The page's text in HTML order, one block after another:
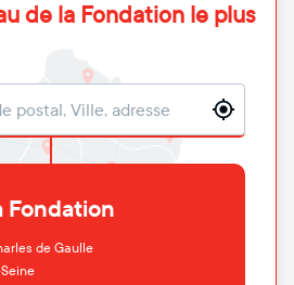
de la Fondation le plus
Fondation
de Gaulle